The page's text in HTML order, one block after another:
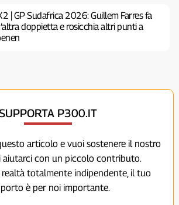
| GP Sudafrica 2026: Guillem Farres fa
doppietta e rosicchia altri punti a
P300.IT
articolo e vuoi sostenere il nostro
aiutarci con un piccolo contributo.
totalmente indipendente, il tuo
è per noi importante.